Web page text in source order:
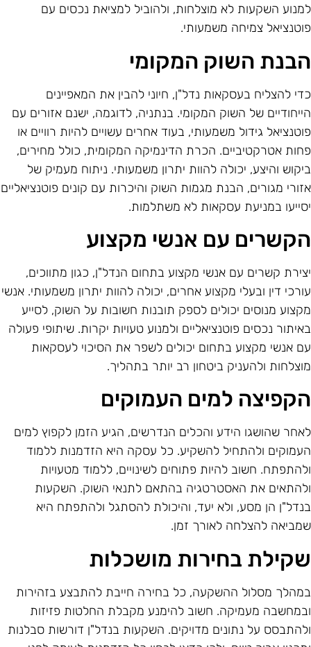
השקעות לא מוצלחות, ולהוביל למציאת נכסים עם
צמיחה משמעותי.
השוק המקומי
להצליח בעסקאות נדל"ן, חיוני להבין את המאפיינים
של השוק המקומי. בנתניה, לדוגמה, ישנם אזורים עם
גידול משמעותי, בעוד אחרים עשויים להיות רוויים או
אטרקטיביים. הכרת הדינמיקה המקומית, כולל מחירים,
והיצע, יכולה להוות יתרון משמעותי. ניתוח מעמיק של
מגורים, הבנת מגמות השוק והיכרות עם קונים פוטנציאליים
במניעת עסקאות לא משתלמות.
עם אנשי מקצוע
קשרים עם אנשי מקצוע בתחום הנדל"ן, כגון מתווכים,
דין ובעלי מקצוע אחרים, יכולה להוות יתרון משמעותי. אנשי
מנוסים יכולים לספק תובנות חשובות על השוק, לסייע
נכסים פוטנציאליים ולמנוע טעויות יקרות. שיתופי פעולה
אנשי מקצוע בתחום יכולים לשפר את הסיכוי לעסקאות
ולהעניק ביטחון רב יותר בתהליך.
למים העמוקים
שהושגו הידע והכלים הנדרשים, הגיע הזמן לקפוץ למים
ולהתחיל להשקיע. כל עסקה היא הזדמנות ללמוד
חשוב להיות פתוחים לשינויים, ללמוד מטעויות
את האסטרטגיה בהתאם לתנאי השוק. השקעות
הן מסע, ולא יעד, והיכולת להסתגל ולהתפתח היא
להצלחה לאורך זמן.
בחירות מושכלות
מסלול ההשקעה, כל בחירה חייבת להתבצע בזהירות
מעמיקה. חשוב להימנע מקבלת החלטות פזיזות
על נתונים מדויקים. השקעות בנדל"ן דורשות סבלנות